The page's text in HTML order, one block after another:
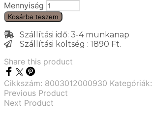
Mennyiség
Kosárba teszem
Szállítási idő: 3-4 munkanap
Szállítási költség : 1890 Ft.
Share this product
Cikkszám: 8003012000930 Kategóriák:
Previous Product
Next Product